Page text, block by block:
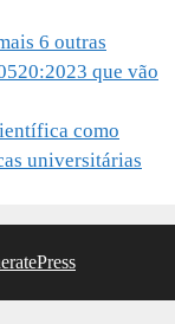
6 outras
que vão
como
universitárias